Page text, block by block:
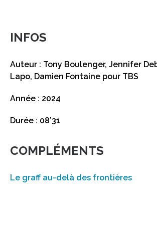
INFOS
Auteur : Tony Boulenger, Jennifer
Lapo, Damien Fontaine pour TBS
Année : 2024
Durée : 08’31
COMPLÉMENTS
Le graff au-delà des frontières